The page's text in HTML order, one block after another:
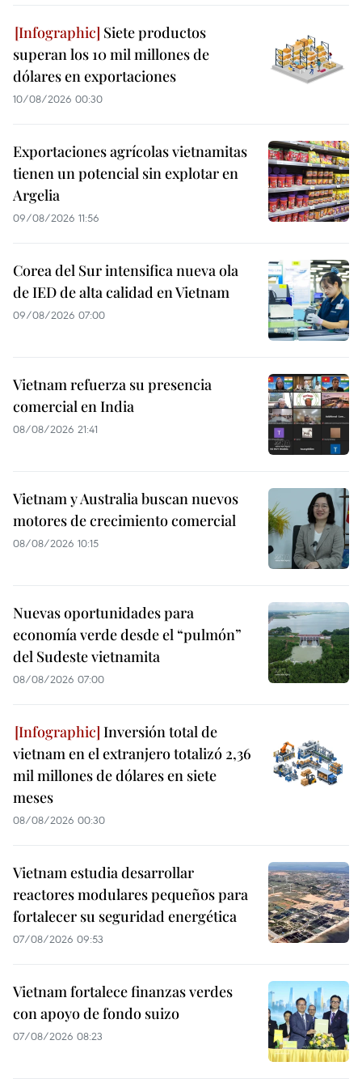
Siete productos
superan los 10 mil millones de
dólares en exportaciones
10/08/2026 00:30
Exportaciones agrícolas vietnamitas
tienen un potencial sin explotar en
Argelia
09/08/2026 11:56
Corea del Sur intensifica nueva ola
de IED de alta calidad en Vietnam
09/08/2026 07:00
Vietnam refuerza su presencia
comercial en India
08/08/2026 21:41
Vietnam y Australia buscan nuevos
motores de crecimiento comercial
08/08/2026 10:15
Nuevas oportunidades para
economía verde desde el “pulmón”
del Sudeste vietnamita
08/08/2026 07:00
Inversión total de
vietnam en el extranjero totalizó 2,36
mil millones de dólares en siete
meses
08/08/2026 00:30
Vietnam estudia desarrollar
reactores modulares pequeños para
fortalecer su seguridad energética
07/08/2026 09:53
Vietnam fortalece finanzas verdes
con apoyo de fondo suizo
07/08/2026 08:23